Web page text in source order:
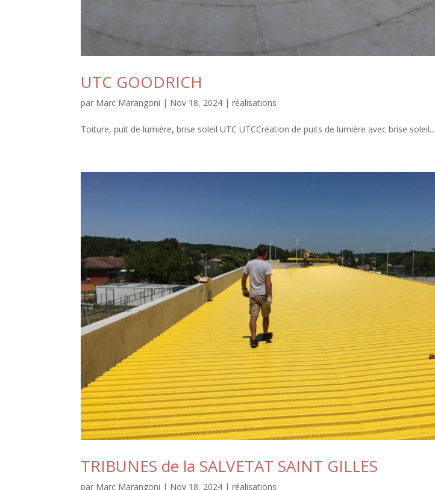
UTC GOODRICH
par Marc Marangoni | Nov 18, 2024 |réalisations
Toiture, puit de lumière, brise soleil UTC UTCCréation de puits de lumière avec brise soleil...
TRIBUNES de la SALVETAT SAINT GILLES
par Marc Marangoni | Nov 18, 2024 |réalisations